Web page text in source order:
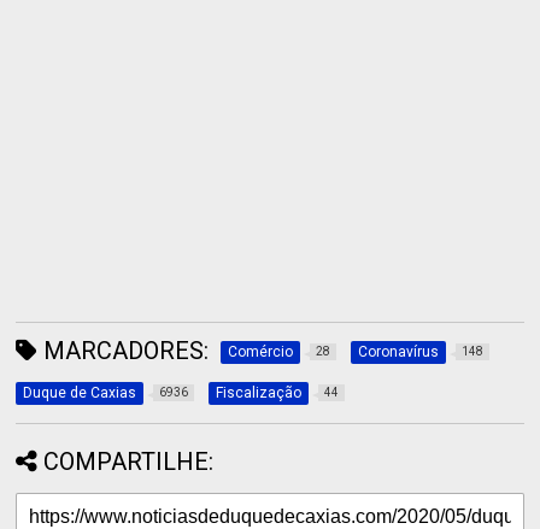
MARCADORES: Comércio 28 Coronavírus 148
Duque de Caxias 6936 Fiscalização 44
COMPARTILHE: